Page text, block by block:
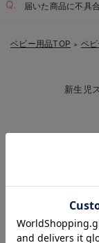
届いた商品に不具
ベビー用品TOP ＞ ベ
新生児
軽くて着心地